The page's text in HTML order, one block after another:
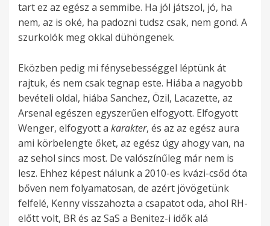
tart ez az egész a semmibe. Ha jól játszol, jó, ha
nem, az is oké, ha padozni tudsz csak, nem gond. A
szurkolók meg okkal dühöngenek.
Eközben pedig mi fénysebességgel léptünk át
rajtuk, és nem csak tegnap este. Hiába a nagyobb
bevételi oldal, hiába Sanchez, Özil, Lacazette, az
Arsenal egészen egyszerűen elfogyott. Elfogyott
Wenger, elfogyott a karakter, és az az egész aura
ami körbelengte őket, az egész úgy ahogy van, na
az sehol sincs most. De valószínűleg már nem is
lesz. Ehhez képest nálunk a 2010-es kvázi-csőd óta
bőven nem folyamatosan, de azért jövögetünk
felfelé, Kenny visszahozta a csapatot oda, ahol RH-
előtt volt, BR és az SaS a Benitez-i idők alá